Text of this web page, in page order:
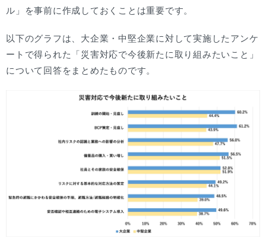
ル」を事前に作成しておくことは重要です。
以下のグラフは、大企業・中堅企業に対して実施したアンケ
ートで得られた「災害対応で今後新たに取り組みたいこと」
について回答をまとめたものです。